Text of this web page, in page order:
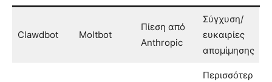
Clawdbot Moltbot
Πίεση από
Anthropic
Σύγχυση/
ευκαιρίες
απομίμησης
Περισσότερ